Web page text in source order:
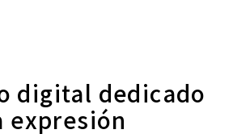
digital dedicado
expresión